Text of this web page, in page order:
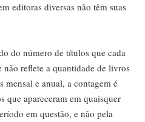
editoras diversas não têm suas
do número de títulos que cada
reflete a quantidade de livros
mensal e anual, a contagem é
que apareceram em quaisquer
em questão, e não pela